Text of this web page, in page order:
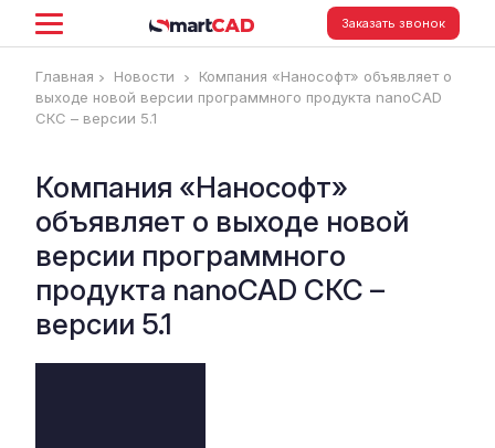
Заказать звонок
Главная Новости
Компания «Нанософт» объявляет о
выходе новой версии программного продукта nanoCAD
СКС – версии 5.1
Компания «Нанософт»
объявляет о выходе новой
версии программного
продукта nanoCAD СКС –
версии 5.1